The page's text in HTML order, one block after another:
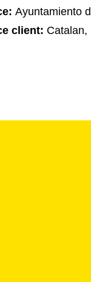
Ayuntamiento
client: Catalan,